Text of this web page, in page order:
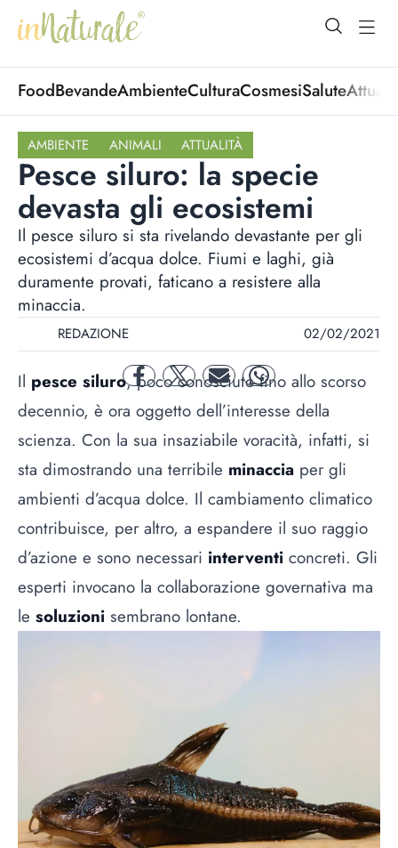
open
FoodBevandeAmbienteCulturaCosmesiSalute
AMBIENTE ANIMALI ATTUALITÀ
Pesce siluro: la specie
devasta gli ecosistemi
Il pesce siluro si sta rivelando devastante per gli
ecosistemi d’acqua dolce. Fiumi e laghi, già
duramente provati, faticano a resistere alla
minaccia.
REDAZIONE 02/02/2021
facebooktwitter mail whatsapp
Il pesce siluro, poco conosciuto fino allo scorso
decennio, è ora oggetto dell’interesse della
scienza. Con la sua insaziabile voracità, infatti, si
sta dimostrando una terribile minaccia per gli
ambienti d’acqua dolce. Il cambiamento climatico
contribuisce, per altro, a espandere il suo raggio
d’azione e sono necessari interventi concreti. Gli
esperti invocano la collaborazione governativa ma
le soluzioni sembrano lontane.